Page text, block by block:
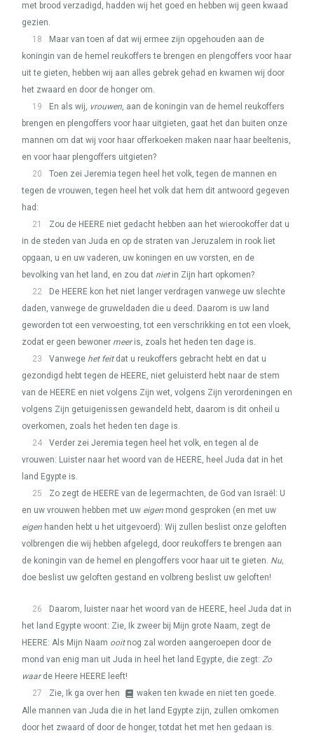
met brood verzadigd, hadden wij het goed en hebben wij geen kwaad
gezien.
18
Maar van toen af dat wij ermee zijn opgehouden aan de
koningin van de hemel reukoffers te brengen en plengoffers voor haar
uit te gieten, hebben wij aan alles gebrek gehad en kwamen wij door
het zwaard en door de honger om.
19
En als wij, vrouwen, aan de koningin van de hemel reukoffers
brengen en plengoffers voor haar uitgieten, gaat het dan buiten onze
mannen om dat wij voor haar offerkoeken maken naar haar beeltenis,
en voor haar plengoffers uitgieten?
20
Toen zei Jeremia tegen heel het volk, tegen de mannen en
tegen de vrouwen, tegen heel het volk dat hem dit antwoord gegeven
had:
21
Zou de HEERE niet gedacht hebben aan het wierookoffer dat u
in de steden van Juda en op de straten van Jeruzalem in rook liet
opgaan, u en uw vaderen, uw koningen en uw vorsten, en de
bevolking van het land, en zou dat nietin Zijn hart opkomen?
22
De HEERE kon het niet langer verdragen vanwege uw slechte
daden, vanwege de gruweldaden die u deed. Daarom is uw land
geworden tot een verwoesting, tot een verschrikking en tot een vloek,
zodat er geen bewoner meeris, zoals het heden ten dage is.
23
Vanwege het feitdat u reukoffers gebracht hebt en dat u
gezondigd hebt tegen de HEERE, niet geluisterd hebt naar de stem
van de HEERE en niet volgens Zijn wet, volgens Zijn verordeningen en
volgens Zijn getuigenissen gewandeld hebt, daarom is dit onheil u
overkomen, zoals het heden ten dage is.
24
Verder zei Jeremia tegen heel het volk, en tegen al de
vrouwen: Luister naar het woord van de HEERE, heel Juda dat in het
land Egypte is.
25
Zo zegt de HEERE van de legermachten, de God van Israël: U
en uw vrouwen hebben met uw eigen mond gesproken (en met uw
eigen handen hebt u het uitgevoerd): Wij zullen beslist onze geloften
volbrengen die wij hebben afgelegd, door reukoffers te brengen aan
de koningin van de hemel en plengoffers voor haar uit te gieten. Nu,
doe beslist uw geloften gestand en volbreng beslist uw geloften!
26 Daarom, luister naar het woord van de HEERE, heel Juda dat in
het land Egypte woont: Zie, Ik zweer bij Mijn grote Naam, zegt de
HEERE: Als Mijn Naam ooitnog zal worden aangeroepen door de
mond van enig man uit Juda in heel het land Egypte, die zegt: Zo
waarde Heere HEERE leeft!
27
Zie, Ik ga over hen
waken ten kwade en niet ten goede.
Alle mannen van Juda die in het land Egypte zijn, zullen omkomen
door het zwaard of door de honger, totdat het met hen gedaan is.